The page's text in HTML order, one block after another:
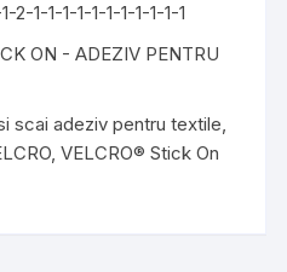
2-1-1-1-1-1-1-1-1-1-1-1
ON - ADEZIV PENTRU
scai adeziv pentru textile,
,VELCRO® Stick On